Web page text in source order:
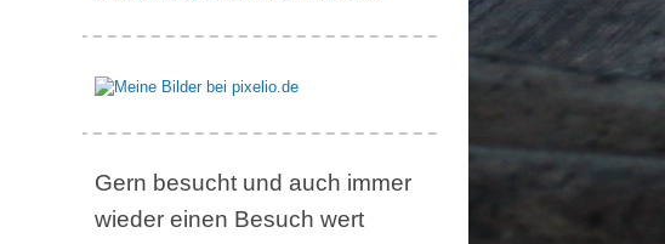
Gern besucht und auch immer
wieder einen Besuch wert